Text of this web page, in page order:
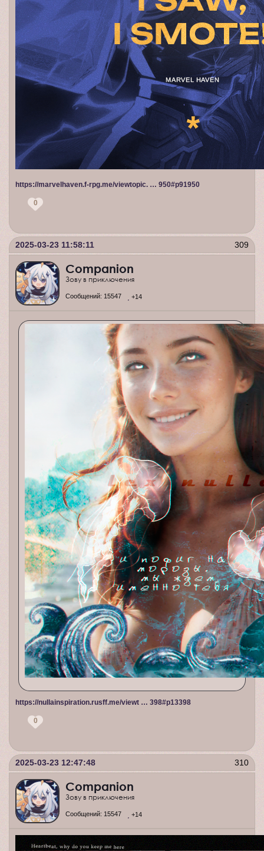
https://marvelhaven.f-rpg.me/viewtopic. … 950#p91950
0
309
2025-03-23 11:58:11
Companion
Зову в приключения
Сообщений: 15547 +14
https://nullainspiration.rusff.me/viewt … 398#p13398
0
310
2025-03-23 12:47:48
Companion
Зову в приключения
Сообщений: 15547 +14